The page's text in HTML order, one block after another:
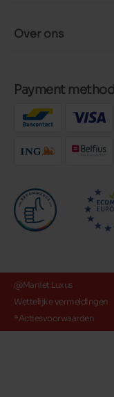
Over ons
Payment method
@Maniet Luxus
Wettelijke vermeldingen
*Actiesvoorwaarden